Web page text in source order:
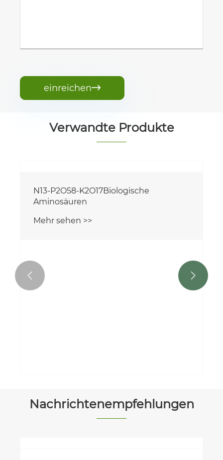
einreichen
Verwandte Produkte
N13-P2O58-K2O17Biologische
Aminosäuren
Mehr sehen >>
 
Nachrichtenempfehlungen